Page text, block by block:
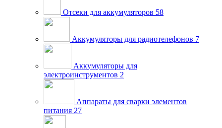
Отсеки для аккумуляторов 58
Аккумуляторы для радиотелефонов 7
Аккумуляторы для
электроинструментов 2
Аппараты для сварки элементов
питания 27